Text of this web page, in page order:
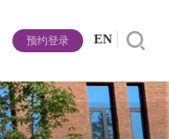
预约登录 EN